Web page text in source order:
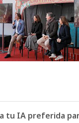
tu IA preferida